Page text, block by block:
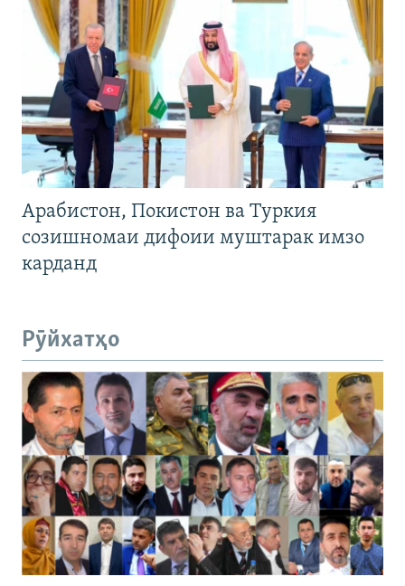
Арабистон, Покистон ва Туркия
созишномаи дифоии муштарак имзо
карданд
Рӯйхатҳо